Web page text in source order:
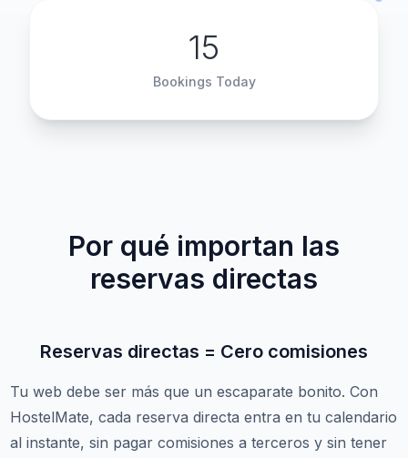
15
Bookings Today
Por qué importan las
reservas directas
Reservas directas = Cero comisiones
Tu web debe ser más que un escaparate bonito. Con
HostelMate, cada reserva directa entra en tu calendario
al instante, sin pagar comisiones a terceros y sin tener